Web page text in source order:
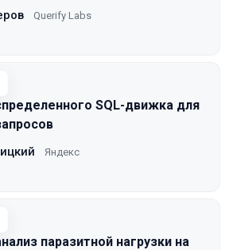
Querify Labs
SQL-движка для
Яндекс
паразитной нагрузки на